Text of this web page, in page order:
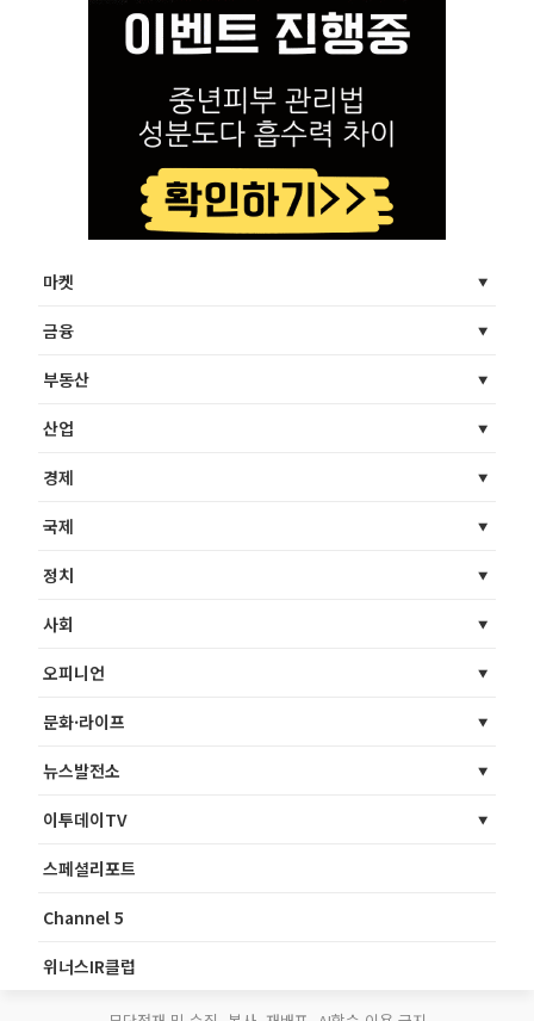
마켓
금융
부동산
산업
경제
국제
정치
사회
오피니언
문화·라이프
뉴스발전소
이투데이TV
스페셜리포트
Channel 5
위너스IR클럽